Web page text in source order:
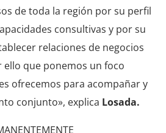
de toda la región por su perfil
consultivas y por su
relaciones de negocios
ello que ponemos un foco
ofrecemos para acompañar y
conjunto», explica Losada.